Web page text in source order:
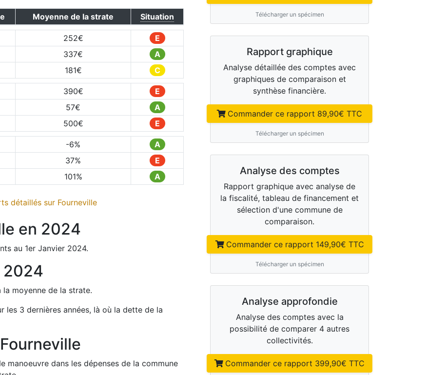
Moyenne de la strate Situation
252€
E
337€
A
181€ C
390€
E
57€
A
500€ E
-6%
A
37%
E
101% A
détaillés sur Fourneville
en 2024
au 1er Janvier 2024.
2024
la moyenne de la strate.
les 3 dernières années, là où la dette de la
Fourneville
manoeuvre dans les dépenses de la commune
Télécharger un spécimen
Rapport graphique
Analyse détaillée des comptes avec
graphiques de comparaison et
synthèse financière.
Commander ce rapport 89,90€ TTC
Télécharger un spécimen
Analyse des comptes
Rapport graphique avec analyse de
la fiscalité, tableau de financement et
sélection d'une commune de
comparaison.
Commander ce rapport 149,90€ TTC
Télécharger un spécimen
Analyse approfondie
Analyse des comptes avec la
possibilité de comparer 4 autres
collectivités.
Commander ce rapport 399,90€ TTC